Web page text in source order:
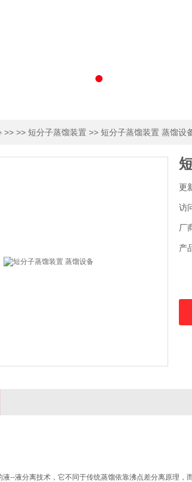
>> >> 短分子蒸馏装置 >> 短分子蒸馏装置 蒸馏设
更
访
厂
产
--液分离技术，它不同于传统蒸馏依靠沸点差分离原理，